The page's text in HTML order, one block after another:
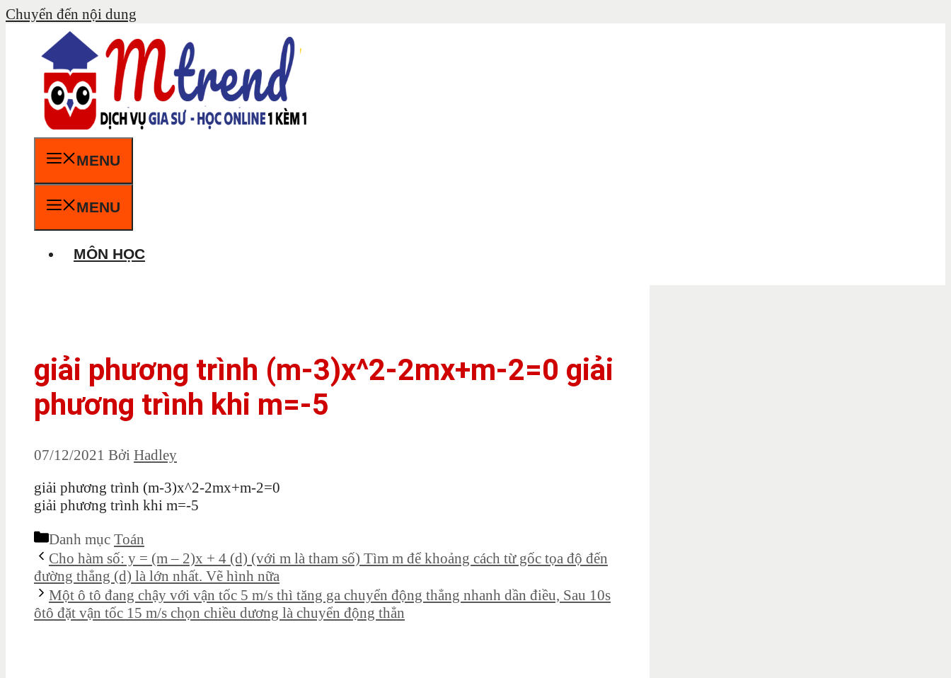
Chuyển đến nội dung
MENU
MENU
MÔN HỌC
giải phương trình (m-3)x^2-2mx+m-2=0 giải
phương trình khi m=-5
07/12/2021 Bởi Hadley
giải phương trình (m-3)x^2-2mx+m-2=0
giải phương trình khi m=-5
Danh mục Toán
Cho hàm số: y = (m – 2)x + 4 (d) (với m là tham số) Tìm m để khoảng cách từ gốc tọa độ đến
đường thẳng (d) là lớn nhất. Vẽ hình nữa
Một ô tô đang chậy với vận tốc 5 m/s thì tăng ga chuyển động thẳng nhanh dần điều, Sau 10s
ôtô đặt vận tốc 15 m/s chọn chiều dương là chuyển động thẳn